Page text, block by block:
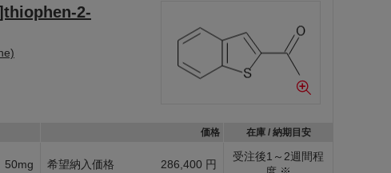
2-
価格 在庫 / 納期目安
50mg 希望納入価格 286,400 円
受注後1～2週間程